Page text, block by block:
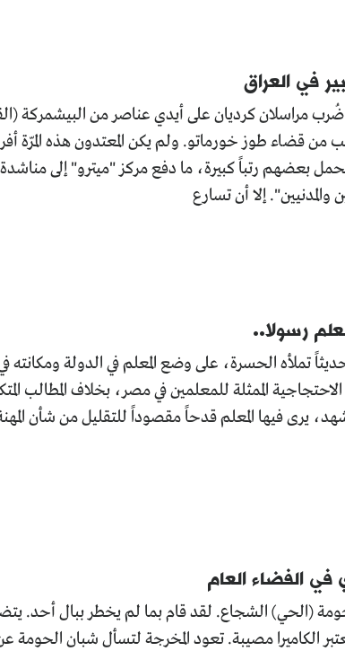
في العراق
مراسلان كرديان على أيدي عناصر من البيشمركة
قضاء طوز خورماتو. ولم يكن المعتدون هذه المرّة
بعضهم رتباً كبيرة، ما دفع مركز "ميترو" إلى مناشدة
إلا أن تسارع
رسولا..
تملأه الحسرة، على وضع المعلم في الدولة ومكانته
الممثلة للمعلمين في مصر، بخلاف المطالب
يرى فيها المعلم قدحاً مقصوداً للتقليل من شأن المهنة
في الفضاء العام
(الحي) الشجاع. لقد قام بما لم يخطر ببال أحد.
الكاميرا مصيبة. تعود المخرجة لتسأل شبان الحومة